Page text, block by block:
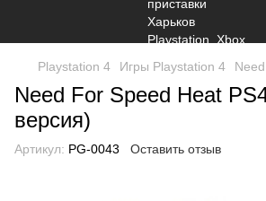
Playstation 4 Игры Playstation 4
Need For Speed Heat
версия)
Артикул: PG-0043 Оставить отзыв